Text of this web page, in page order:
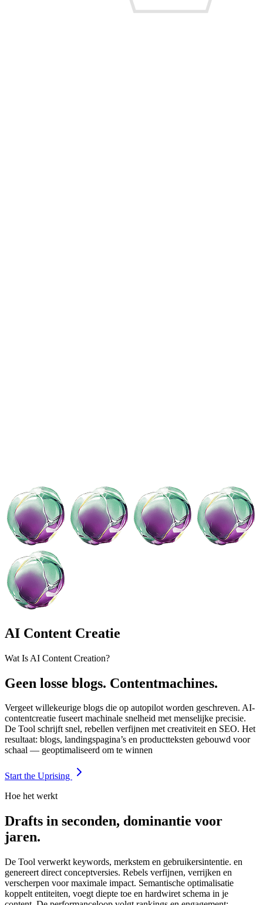
AI Content Creatie
Wat Is AI Content Creation?
Geen losse blogs. Contentmachines.
Vergeet willekeurige blogs die op autopilot worden geschreven. AI-
contentcreatie fuseert machinale snelheid met menselijke precisie.
De Tool schrijft snel, rebellen verfijnen met creativiteit en SEO. Het
resultaat: blogs, landingspagina’s en productteksten gebouwd voor
schaal — geoptimaliseerd om te winnen
Start the Uprising
Hoe het werkt
Drafts in seconden, dominantie voor
jaren.
De Tool verwerkt keywords, merkstem en gebruikersintentie. en
genereert direct conceptversies. Rebels verfijnen, verrijken en
verscherpen voor maximale impact. Semantische optimalisatie
koppelt entiteiten, voegt diepte toe en hardwiret schema in je